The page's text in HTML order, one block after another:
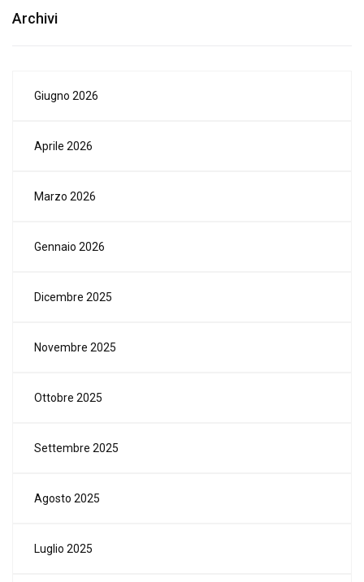
Archivi
Giugno 2026
Aprile 2026
Marzo 2026
Gennaio 2026
Dicembre 2025
Novembre 2025
Ottobre 2025
Settembre 2025
Agosto 2025
Luglio 2025